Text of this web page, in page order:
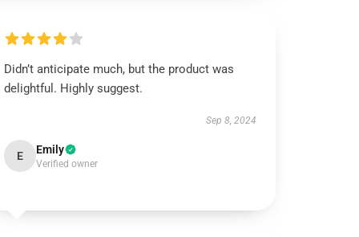
Didn’t anticipate much, but the product was
delightful. Highly suggest.
Sep 8, 2024
E Emily
Verified owner